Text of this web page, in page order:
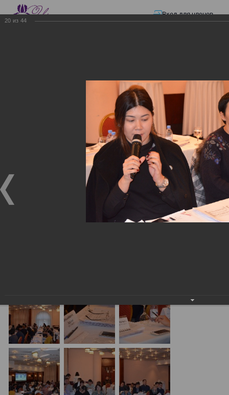
Вход для членов
ЭЛЕКТРОННЫЕ СЧЕТА-ФАКТУРЫ.
ЭЛЕКТРОННЫЕ СЧЕТА-
ФАКТУРЫ. ВИРТУАЛЬНЫЙ
ЭЛЕКТРОННЫЕ СЧЕТА-ФАКТУРЫ. ВИРТУАЛЬНЫЙ
СКЛАД.
Семинар с КГД и разработчиками
20 из 44